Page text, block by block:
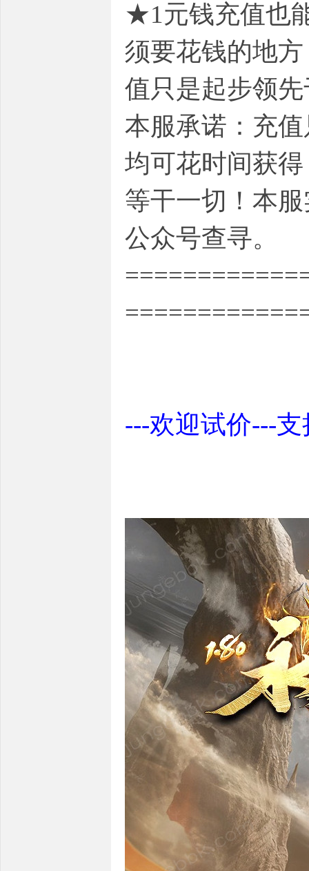
★1元钱充值也
须要花钱的地
值只是起步领
本服承诺：充
均可花时间获
等干一切！本
公众号查寻。
---欢迎试价---